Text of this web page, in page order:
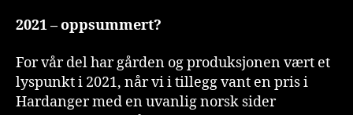
2021 – oppsummert?
For vår del har gården og produksjonen vært et
lyspunkt i 2021, når vi i tillegg vant en pris i
Hardanger med en uvanlig norsk sider